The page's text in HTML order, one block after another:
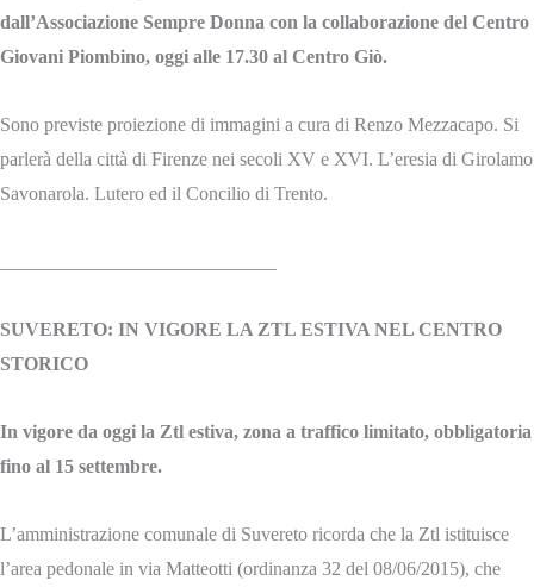
dall’Associazione Sempre Donna con la collaborazione del Centro
Giovani Piombino, oggi alle 17.30 al Centro Giò.
Sono previste proiezione di immagini a cura di Renzo Mezzacapo. Si
parlerà della città di Firenze nei secoli XV e XVI. L’eresia di Girolamo
Savonarola. Lutero ed il Concilio di Trento.
SUVERETO: IN VIGORE LA ZTL ESTIVA NEL CENTRO
STORICO
In vigore da oggi la Ztl estiva, zona a traffico limitato, obbligatoria
fino al 15 settembre.
L’amministrazione comunale di Suvereto ricorda che la Ztl istituisce
l’area pedonale in via Matteotti (ordinanza 32 del 08/06/2015), che